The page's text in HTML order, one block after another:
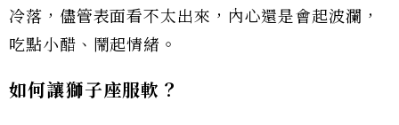
冷落，儘管表面看不太出來，內心還是會起波瀾，
吃點小醋、鬧起情緒。
如何讓獅子座服軟？